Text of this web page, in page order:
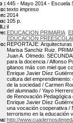
: 445 - Mayo 2014 - Escuela
texto impreso
2014
105 p.
Il.: il
EDUCACION PRIMARIA
EDUCACION
REPORTAJE:
Marisa Sanchiz Ruiz.
Juan A. Olmedo.
para la docencia / Alfonso
gitanos más con miel que
Enrique Javier Díez
cultura del
de la sociedad / Carmen
del alumnado / Yayo
de Renovación
Enrique Javier Díez
una vocación cooperativa /
terrorismo en la educación
http://